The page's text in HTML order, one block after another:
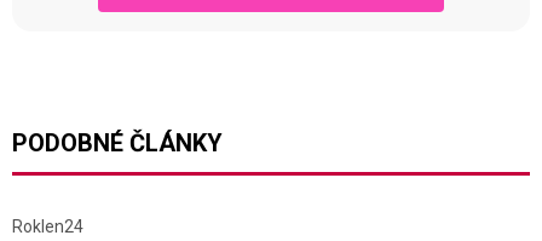
PODOBNÉ ČLÁNKY
Roklen24